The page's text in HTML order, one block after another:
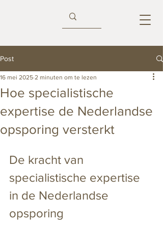
Post
Hoe specialistische
expertise de Nederlandse
opsporing versterkt
16 mei 2025 2 minuten om te lezen
De kracht van
specialistische expertise
in de Nederlandse
opsporing